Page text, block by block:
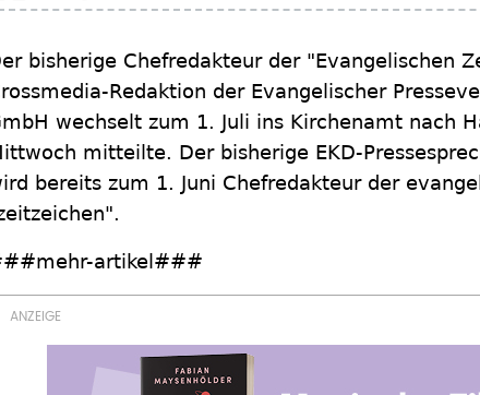
bisherige Chefredakteur der "Evangelischen
Redaktion der Evangelischer
wechselt zum 1. Juli ins Kirchenamt nach
mitteilte. Der bisherige EKD-
bereits zum 1. Juni Chefredakteur der
artikel###